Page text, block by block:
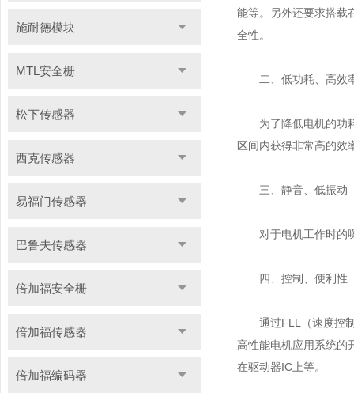
施耐德模块
MTL安全栅
松下传感器
西克传感器
易福门传感器
巴鲁夫传感器
倍加福安全栅
倍加福传感器
倍加福编码器
能等。另外还要求搭载
全性。
二、低功耗、高效
为了降低电机的功耗
区间内获得非常高的效
三、静音、低振动
对于电机工作时的噪
四、控制、便利性
通过FLL（速度控制
高性能电机应用系统的
在驱动器IC上等。